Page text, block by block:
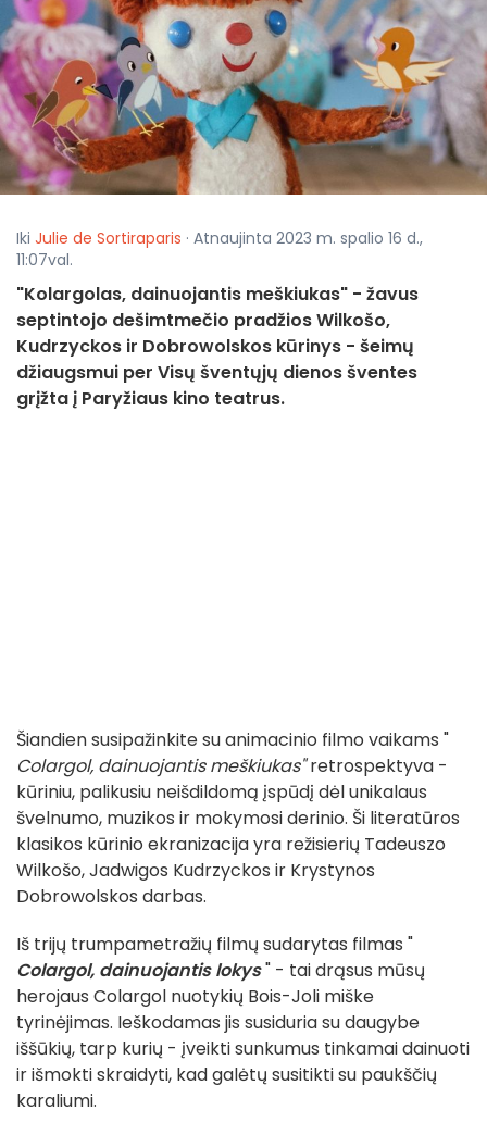
Iki Julie de Sortiraparis · Atnaujinta 2023 m. spalio 16 d.,
11:07val.
"Kolargolas, dainuojantis meškiukas" - žavus
septintojo dešimtmečio pradžios Wilkošo,
Kudrzyckos ir Dobrowolskos kūrinys - šeimų
džiaugsmui per Visų šventųjų dienos šventes
grįžta į Paryžiaus kino teatrus.
Šiandien susipažinkite su animacinio filmo vaikams "
Colargol, dainuojantis meškiukas"retrospektyva -
kūriniu, palikusiu neišdildomą įspūdį dėl unikalaus
švelnumo, muzikos ir mokymosi derinio. Ši literatūros
klasikos kūrinio ekranizacija yra režisierių Tadeuszo
Wilkošo, Jadwigos Kudrzyckos ir Krystynos
Dobrowolskos darbas.
Iš trijų trumpametražių filmų sudarytas filmas "
Colargol, dainuojantis lokys" - tai drąsus mūsų
herojaus Colargol nuotykių Bois-Joli miške
tyrinėjimas. Ieškodamas jis susiduria su daugybe
iššūkių, tarp kurių - įveikti sunkumus tinkamai dainuoti
ir išmokti skraidyti, kad galėtų susitikti su paukščių
karaliumi.